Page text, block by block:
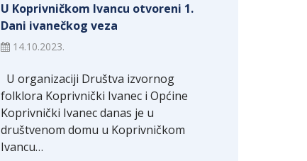
U Koprivničkom Ivancu otvoreni 1.
Dani ivanečkog veza
14.10.2023.
U organizaciji Društva izvornog
folklora Koprivnički Ivanec i Općine
Koprivnički Ivanec danas je u
društvenom domu u Koprivničkom
Ivancu…